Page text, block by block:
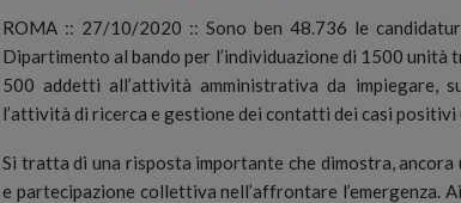
ROMA :: 27/10/2020 :: Sono ben 48.736 le
Dipartimento al bando per l’individuazione di 1500 unità
500 addetti all’attività amministrativa da impiegare,
l’attività di ricerca e gestione dei contatti dei casi positivi
Si tratta di una risposta importante che dimostra,
e partecipazione collettiva nell’affrontare l’emergenza.